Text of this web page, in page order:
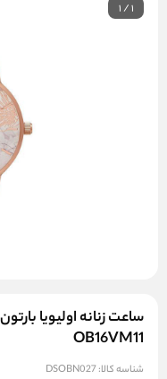
1/1
OB16VM11
شناسه کالا: DSOBN027